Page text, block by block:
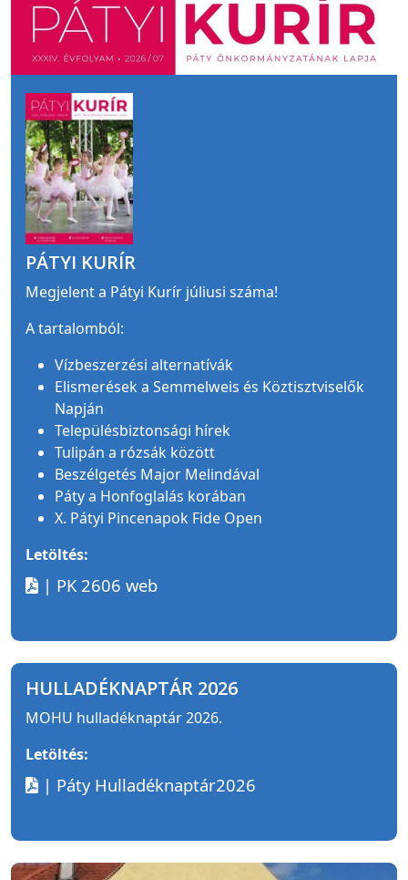
PÁTYI KURÍR
Megjelent a Pátyi Kurír júliusi száma!
A tartalomból:
Vízbeszerzési alternatívák
Elismerések a Semmelweis és Köztisztviselők
Napján
Településbiztonsági hírek
Tulipán a rózsák között
Beszélgetés Major Melindával
Páty a Honfoglalás korában
X. Pátyi Pincenapok Fide Open
Letöltés:
| PK 2606 web
HULLADÉKNAPTÁR 2026
MOHU hulladéknaptár 2026.
Letöltés:
| Páty Hulladéknaptár2026